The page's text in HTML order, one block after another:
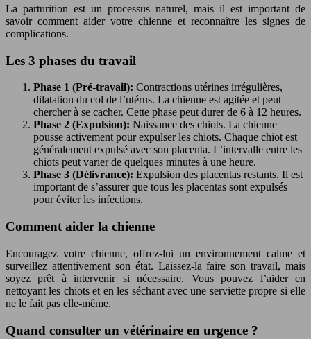
La parturition est un processus naturel, mais il est important de
savoir comment aider votre chienne et reconnaître les signes de
complications.
Les 3 phases du travail
Phase 1 (Pré-travail): Contractions utérines irrégulières,
dilatation du col de l’utérus. La chienne est agitée et peut
chercher à se cacher. Cette phase peut durer de 6 à 12 heures.
Phase 2 (Expulsion): Naissance des chiots. La chienne
pousse activement pour expulser les chiots. Chaque chiot est
généralement expulsé avec son placenta. L’intervalle entre les
chiots peut varier de quelques minutes à une heure.
Phase 3 (Délivrance): Expulsion des placentas restants. Il est
important de s’assurer que tous les placentas sont expulsés
pour éviter les infections.
Comment aider la chienne
Encouragez votre chienne, offrez-lui un environnement calme et
surveillez attentivement son état. Laissez-la faire son travail, mais
soyez prêt à intervenir si nécessaire. Vous pouvez l’aider en
nettoyant les chiots et en les séchant avec une serviette propre si elle
ne le fait pas elle-même.
Quand consulter un vétérinaire en urgence ?